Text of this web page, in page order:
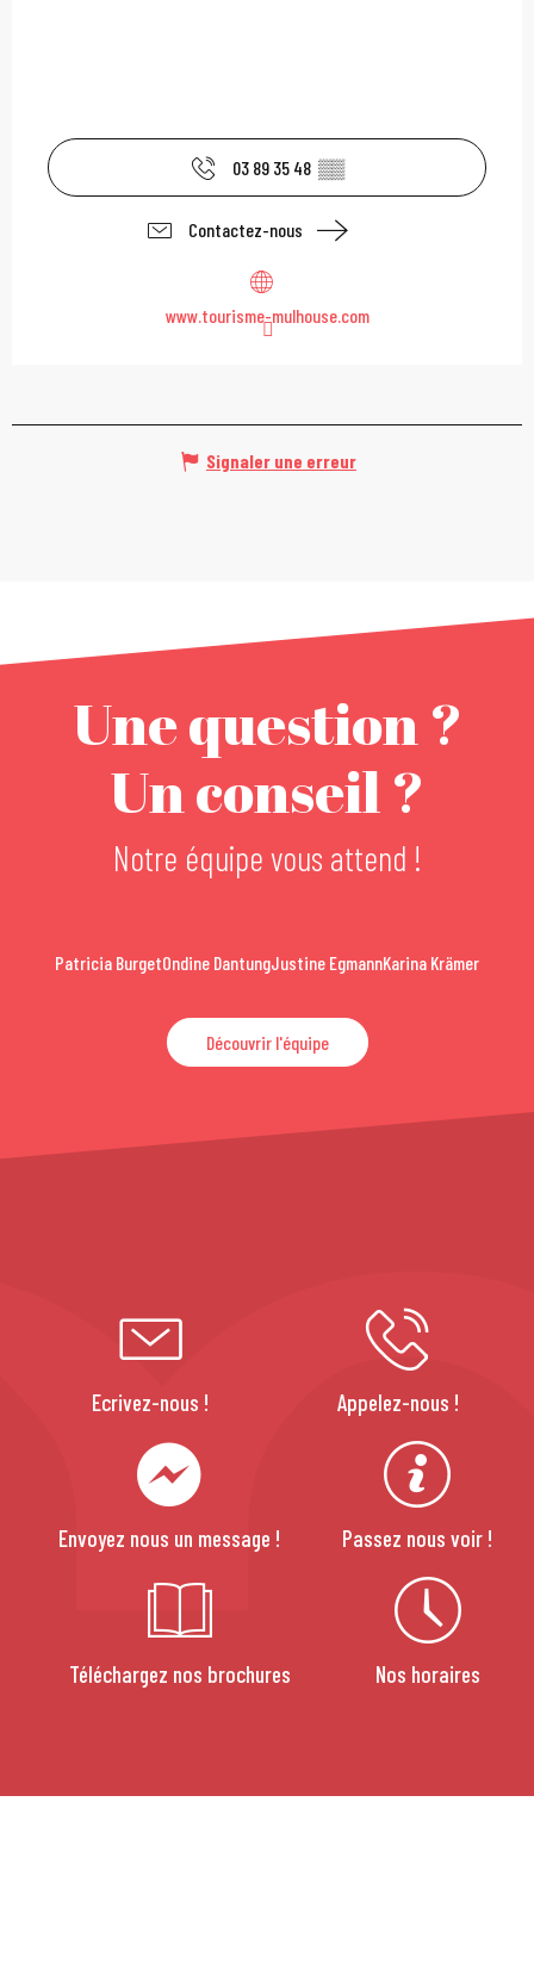
03 89 35 48 ▒▒
Contactez-nous
www.tourisme-mulhouse.com
Signaler une erreur
Une question ?
Un conseil ?
Notre équipe vous attend !
Patricia BurgetOndine DantungJustine EgmannKarina Krämer
Découvrir l'équipe
Ecrivez-nous ! Appelez-nous !
Envoyez nous un message ! Passez nous voir !
Téléchargez nos brochures Nos horaires